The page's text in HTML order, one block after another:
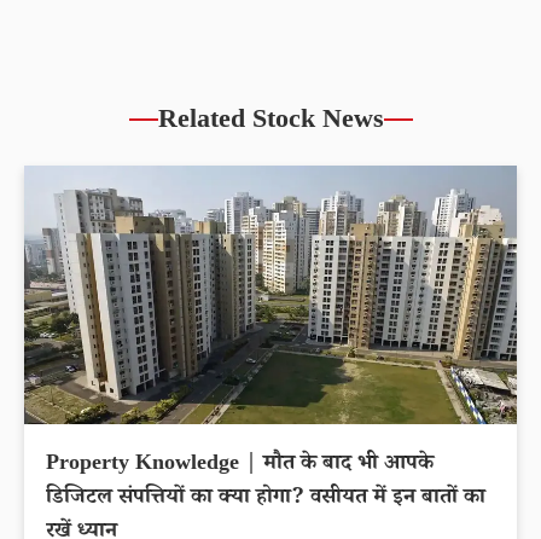
Related Stock News
Property Knowledge | मौत के बाद भी आपके
डिजिटल संपत्तियों का क्या होगा? वसीयत में इन बातों का